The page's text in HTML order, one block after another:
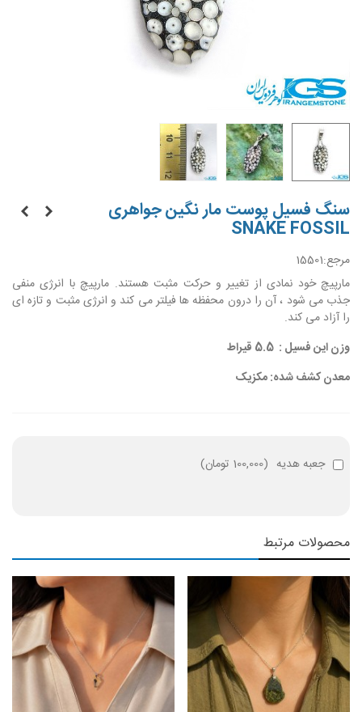
سنگ فسیل پوست مار نگین جواهری
SNAKE FOSSIL
مرجع:15501
مارپیچ خود نمادی از تغییر و حرکت مثبت هستند. مارپیچ با انرژی منفی
جذب می شود ، آن را درون محفظه ها فیلتر می کند و انرژی مثبت و تازه ای
را آزاد می کند.
وزن این فسیل : 5.5 قیراط
معدن کشف شده: مکزیک
جعبه هدیه (100,000 تومان )
محصولات مرتبط